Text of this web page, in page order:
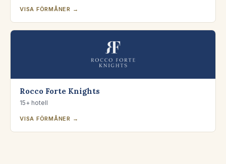
VISA FÖRMÅNER →
Rocco Forte Knights
15+ hotell
VISA FÖRMÅNER →